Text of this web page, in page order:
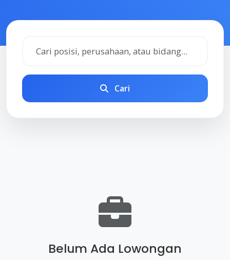
Cari
Belum Ada Lowongan